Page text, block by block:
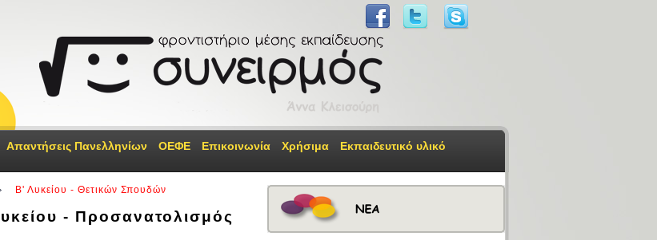
Απαντήσεις Πανελληνίων ΟΕΦΕ Επικοινωνία Χρήσιμα Εκπαιδευτικό υλικό
Β' Λυκείου - Θετικών Σπουδών
- Προσανατολισμός